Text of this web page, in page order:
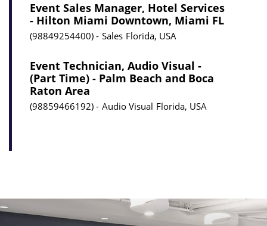
Event Sales Manager, Hotel Services
- Hilton Miami Downtown, Miami FL
98849254400 Sales Florida, USA
Event Technician, Audio Visual -
(Part Time) - Palm Beach and Boca
Raton Area
98859466192 Audio Visual Florida, USA